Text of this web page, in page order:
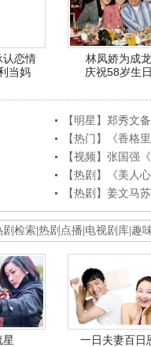
认恋情
当妈
林凤娇为成龙
庆祝58岁生
【明星】郑秀文
【热门】《香格
【视频】张国强
【热剧】《美人
【热剧】姜文马
剧检索 热剧点播 电视剧库 趣
星 一日夫妻百日